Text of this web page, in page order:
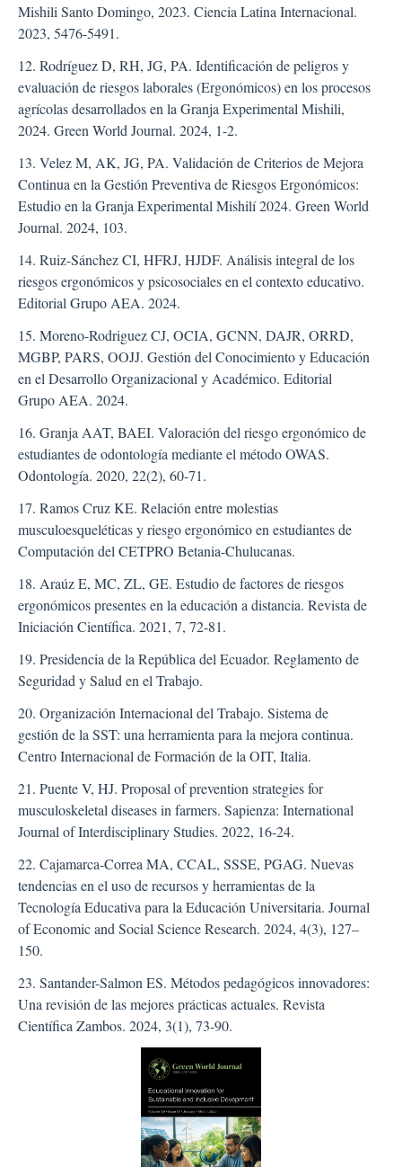
Mishili Santo Domingo, 2023. Ciencia Latina Internacional.
2023, 5476-5491.
12. Rodríguez D, RH, JG, PA. Identificación de peligros y
evaluación de riesgos laborales (Ergonómicos) en los procesos
agrícolas desarrollados en la Granja Experimental Mishili,
2024. Green World Journal. 2024, 1-2.
13. Velez M, AK, JG, PA. Validación de Criterios de Mejora
Continua en la Gestión Preventiva de Riesgos Ergonómicos:
Estudio en la Granja Experimental Mishilí 2024. Green World
Journal. 2024, 103.
14. Ruiz-Sánchez CI, HFRJ, HJDF. Análisis integral de los
riesgos ergonómicos y psicosociales en el contexto educativo.
Editorial Grupo AEA. 2024.
15. Moreno-Rodriguez CJ, OCIA, GCNN, DAJR, ORRD,
MGBP, PARS, OOJJ. Gestión del Conocimiento y Educación
en el Desarrollo Organizacional y Académico. Editorial
Grupo AEA. 2024.
16. Granja AAT, BAEI. Valoración del riesgo ergonómico de
estudiantes de odontología mediante el método OWAS.
Odontología. 2020, 22(2), 60-71.
17. Ramos Cruz KE. Relación entre molestias
musculoesqueléticas y riesgo ergonómico en estudiantes de
Computación del CETPRO Betania-Chulucanas.
18. Araúz E, MC, ZL, GE. Estudio de factores de riesgos
ergonómicos presentes en la educación a distancia. Revista de
Iniciación Científica. 2021, 7, 72-81.
19. Presidencia de la República del Ecuador. Reglamento de
Seguridad y Salud en el Trabajo.
20. Organización Internacional del Trabajo. Sistema de
gestión de la SST: una herramienta para la mejora continua.
Centro Internacional de Formación de la OIT, Italia.
21. Puente V, HJ. Proposal of prevention strategies for
musculoskeletal diseases in farmers. Sapienza: International
Journal of Interdisciplinary Studies. 2022, 16-24.
22. Cajamarca-Correa MA, CCAL, SSSE, PGAG. Nuevas
tendencias en el uso de recursos y herramientas de la
Tecnología Educativa para la Educación Universitaria. Journal
of Economic and Social Science Research. 2024, 4(3), 127–
150.
23. Santander-Salmon ES. Métodos pedagógicos innovadores:
Una revisión de las mejores prácticas actuales. Revista
Científica Zambos. 2024, 3(1), 73-90.